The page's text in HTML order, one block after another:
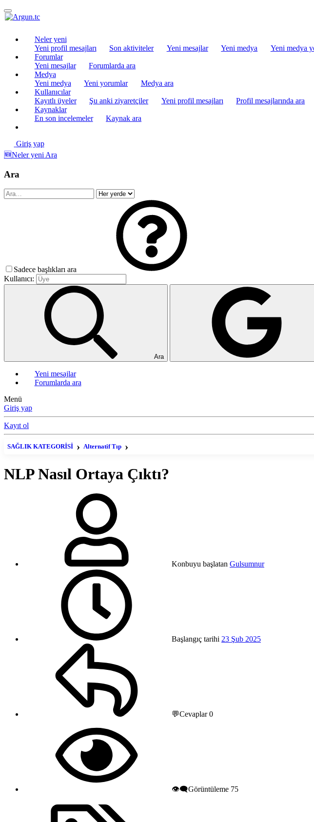
Neler yeni
Yeni profil mesajları
Son aktiviteler Yeni mesajlar Yeni medya Yeni medya
Forumlar
Yeni mesajlar
Forumlarda ara
Medya
Yeni medya
Yeni yorumlar
Medya ara
Kullanıcılar
Kayıtlı üyeler
Şu anki ziyaretçiler Yeni profil mesajları
Profil mesajlarında ara
Kaynaklar
En son incelemeler
Kaynak ara
Giriş yap
🆕Neler yeni Ara
Ara
Sadece başlıkları ara
Kullanıcı:
Ara
Yeni mesajlar
Forumlarda ara
Menü
Giriş yap
Kayıt ol
SAĞLIK KATEGORİSİ Alternatif Tıp
NLP Nasıl Ortaya Çıktı?
Konbuyu başlatan Gulsumnur
Başlangıç tarihi 23 Şub 2025
💬Cevaplar0
👁️‍🗨️Görüntüleme 75